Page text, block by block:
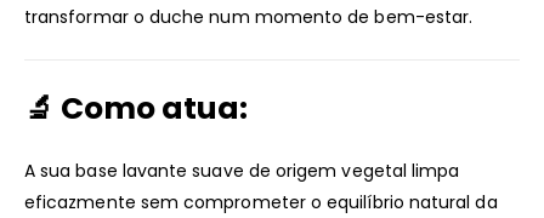
transformar o duche num momento de bem-estar.
🔬 Como atua:
A sua base lavante suave de origem vegetal limpa
eficazmente sem comprometer o equilíbrio natural da